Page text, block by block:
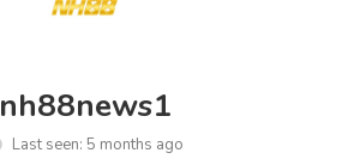
nh88news1
Last seen: 5 months ago